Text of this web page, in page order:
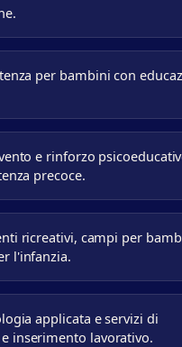
per bambini con
e rinforzo
precoce.
ricreativi, campi per
l'infanzia.
applicata e servizi di
inserimento lavorativo.